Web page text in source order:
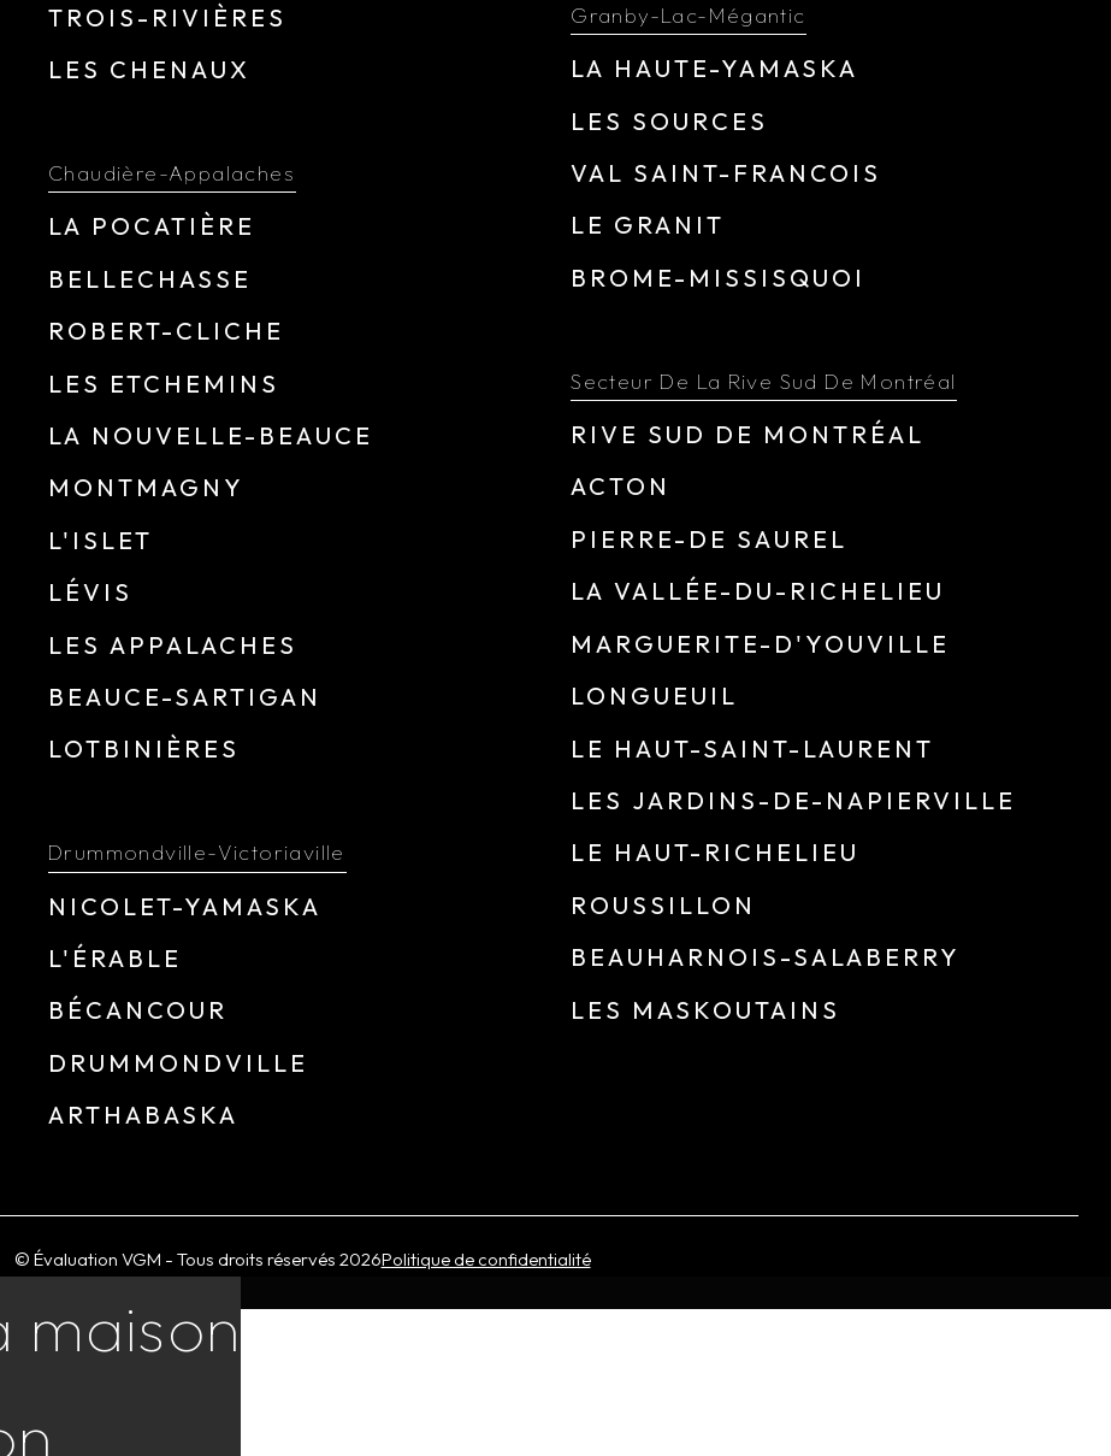
TROIS-RIVIÈRES
LES CHENAUX
Chaudière-Appalaches
LA POCATIÈRE
BELLECHASSE
ROBERT-CLICHE
LES ETCHEMINS
LA NOUVELLE-BEAUCE
MONTMAGNY
L'ISLET
LÉVIS
LES APPALACHES
BEAUCE-SARTIGAN
LOTBINIÈRES
Drummondville-Victoriaville
NICOLET-YAMASKA
L'ÉRABLE
BÉCANCOUR
DRUMMONDVILLE
ARTHABASKA
Granby-Lac-Mégantic
LA HAUTE-YAMASKA
LES SOURCES
VAL SAINT-FRANCOIS
LE GRANIT
BROME-MISSISQUOI
Secteur De La Rive Sud De Montréal
RIVE SUD DE MONTRÉAL
ACTON
PIERRE-DE SAUREL
LA VALLÉE-DU-RICHELIEU
MARGUERITE-D'YOUVILLE
LONGUEUIL
LE HAUT-SAINT-LAURENT
LES JARDINS-DE-NAPIERVILLE
LE HAUT-RICHELIEU
ROUSSILLON
BEAUHARNOIS-SALABERRY
LES MASKOUTAINS
© Évaluation VGM - Tous droits réservés 2026Politique de confidentialité
maison